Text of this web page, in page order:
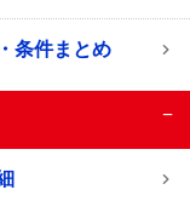
条件まとめ
−